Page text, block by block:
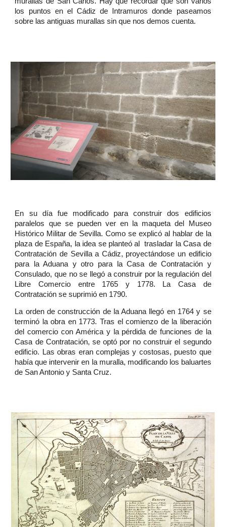
los puntos en el Cádiz de Intramuros donde paseamos
sobre las antiguas murallas sin que nos demos cuenta.
En su día fue modificado para construir dos edificios
paralelos que se pueden ver en la maqueta del Museo
Histórico Militar de Sevilla. Como se explicó al hablar de la
plaza de España, la idea se planteó al trasladar la Casa de
Contratación de Sevilla a Cádiz, proyectándose un edificio
para la Aduana y otro para la Casa de Contratación y
Consulado, que no se llegó a construir por la regulación del
Libre Comercio entre 1765 y 1778. La Casa de
Contratación se suprimió en 1790.
La orden de construcción de la Aduana llegó en 1764 y se
terminó la obra en 1773. Tras el comienzo de la liberación
del comercio con América y la pérdida de funciones de la
Casa de Contratación, se optó por no construir el segundo
edificio. Las obras eran complejas y costosas, puesto que
había que intervenir en la muralla, modificando los baluartes
de San Antonio y Santa Cruz.